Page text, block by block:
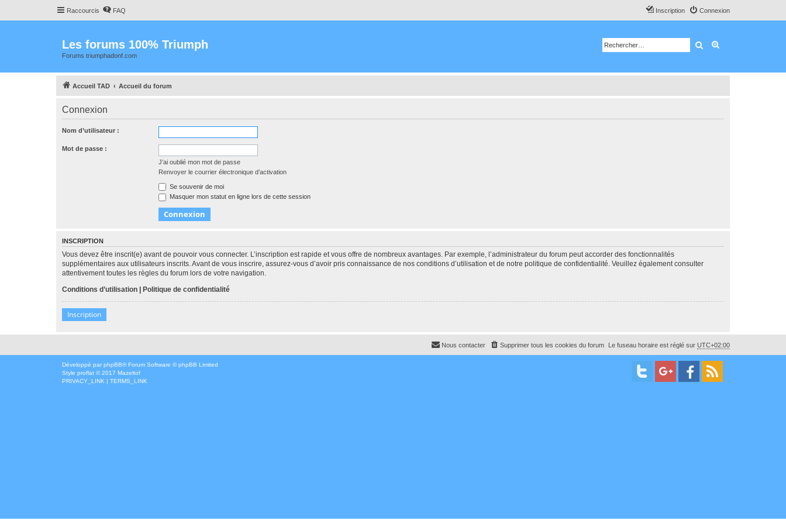
Raccourcis FAQ Connexion
Inscription
Les forums 100% Triumph
Forums triumphadonf.com
Rechercher
Accueil TAD Accueil du forum
Connexion
Nom d’utilisateur :
Mot de passe :
J’ai oublié mon mot de passe
Renvoyer le courrier électronique d’activation
Se souvenir de moi
Masquer mon statut en ligne lors de cette session
INSCRIPTION
Vous devez être inscrit(e) avant de pouvoir vous connecter. L’inscription est rapide et vous offre de nombreux avantages. Par exemple, l’administrateur du forum peut accorder des fonctionnalités
supplémentaires aux utilisateurs inscrits. Avant de vous inscrire, assurez-vous d’avoir pris connaissance de nos conditions d’utilisation et de notre politique de confidentialité. Veuillez également consulter
attentivement toutes les règles du forum lors de votre navigation.
Conditions d’utilisation
Politique de confidentialité
Inscription
Le fuseau horaire est réglé sur UTC+02:00
Supprimer tous les cookies du forum
Nous contacter
Développé par phpBB® Forum Software © phpBB Limited
Style proflat © 2017 Mazeltof
PRIVACY_LINK | TERMS_LINK